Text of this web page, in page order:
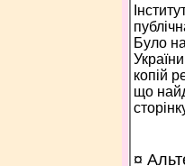
Було
копій
що
¤